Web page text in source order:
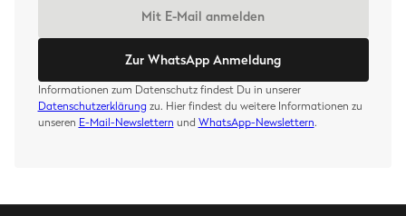
Mit E-Mail anmelden
Zur WhatsApp Anmeldung
Informationen zum Datenschutz findest Du in unserer
Datenschutzerklärung zu. Hier findest du weitere Informationen zu
unseren E-Mail-Newslettern und WhatsApp-Newslettern.